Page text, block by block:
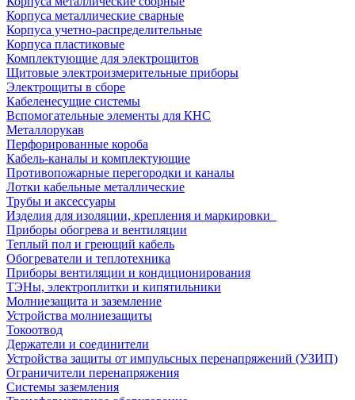
Корпуса металлические сварные
Корпуса учетно-распределительные
Корпуса пластиковые
Комплектующие для электрощитов
Щитовые электроизмерительные приборы
Электрощиты в сборе
Кабеленесущие системы
Вспомогательные элементы для КНС
Металлорукав
Перфорированные короба
Кабель-каналы и комплектующие
Противопожарные перегородки и каналы
Лотки кабельные металлические
Трубы и аксессуары
Изделия для изоляции, крепления и маркировки
Приборы обогрева и вентиляции
Теплый пол и греющий кабель
Обогреватели и теплотехника
Приборы вентиляции и кондиционирования
ТЭНы, электроплитки и кипятильники
Молниезащита и заземление
Устройства молниезащиты
Токоотвод
Держатели и соединители
Устройства защиты от импульсных перенапряжений (УЗИП)
Ограничители перенапряжения
Системы заземления